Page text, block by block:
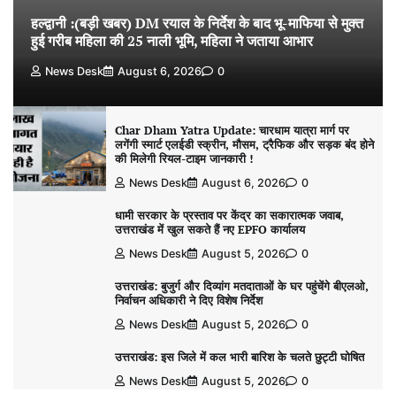
हल्द्वानी :(बड़ी खबर) DM रयाल के निर्देश के बाद भू-माफिया से मुक्त
हुई गरीब महिला की 25 नाली भूमि, महिला ने जताया आभार
News Desk August 6, 2026 0
Char Dham Yatra Update: चारधाम यात्रा मार्ग पर
लगेंगी स्मार्ट एलईडी स्क्रीन, मौसम, ट्रैफिक और सड़क बंद होने
की मिलेगी रियल-टाइम जानकारी !
News Desk August 6, 2026 0
धामी सरकार के प्रस्ताव पर केंद्र का सकारात्मक जवाब,
उत्तराखंड में खुल सकते हैं नए EPFO कार्यालय
News Desk August 5, 2026 0
उत्तराखंड: बुजुर्ग और दिव्यांग मतदाताओं के घर पहुंचेंगे बीएलओ,
निर्वाचन अधिकारी ने दिए विशेष निर्देश
News Desk August 5, 2026 0
उत्तराखंड: इस जिले में कल भारी बारिश के चलते छुट्टी घोषित
News Desk August 5, 2026 0